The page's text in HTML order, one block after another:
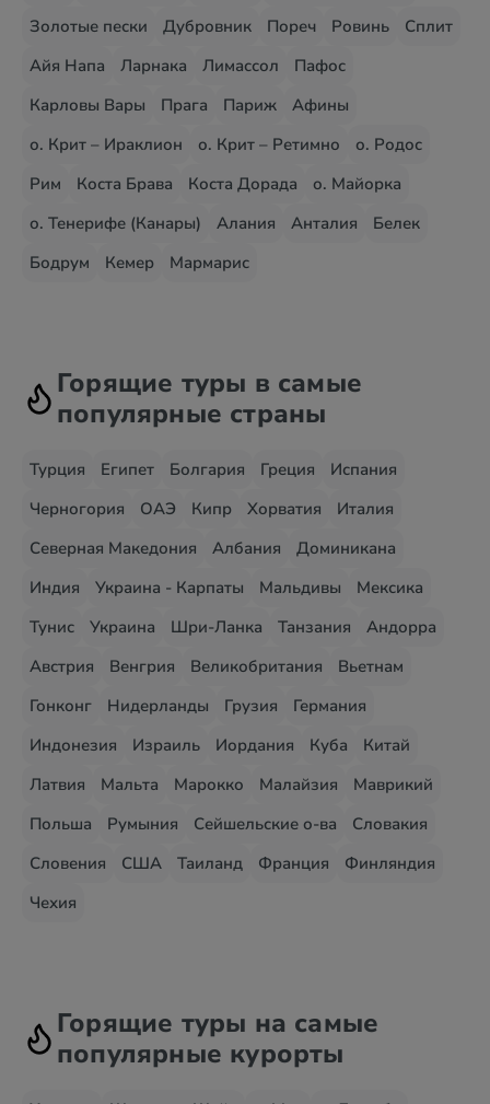
Золотые пески
Дубровник Пореч Ровинь
Сплит
Айя Напа
Ларнака Лимассол
Пафос
Карловы Вары
Прага Париж
Афины
о. Крит – Ираклион
о. Крит – Ретимно
о. Родос
Рим
Коста Брава Коста Дорада
о. Майорка
о. Тенерифе (Канары)
Алания Анталия
Белек
Бодрум
Кемер Мармарис
Горящие туры в самые
популярные страны
Турция Египет Болгария Греция
Испания
Черногория
ОАЭ Кипр Хорватия
Италия
Северная Македония
Албания
Доминикана
Индия
Украина - Карпаты Мальдивы
Мексика
Тунис
Украина Шри-Ланка Танзания
Андорра
Австрия
Венгрия Великобритания
Вьетнам
Гонконг
Нидерланды Грузия
Германия
Индонезия
Израиль Иордания Куба
Китай
Латвия
Мальта Марокко Малайзия
Маврикий
Польша
Румыния Сейшельские о-ва
Словакия
Словения
США Таиланд Франция
Финляндия
Чехия
Горящие туры на самые
популярные курорты